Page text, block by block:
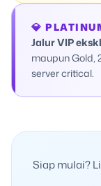
💎
Jalur VIP
maupun Gold,
server critical.
Siap mulai?